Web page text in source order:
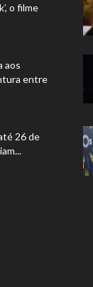
o filme
aos
entre
26 de